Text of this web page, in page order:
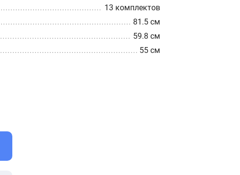
13 комплектов
81.5 см
59.8 см
55 см